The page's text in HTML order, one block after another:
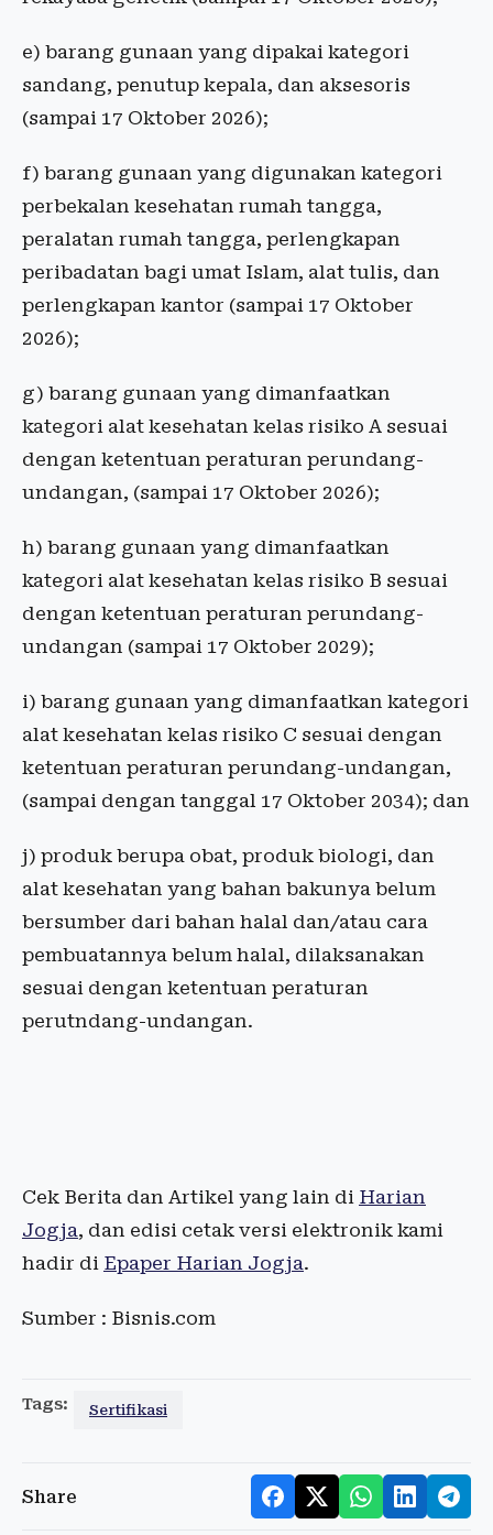
e) barang gunaan yang dipakai kategori
sandang, penutup kepala, dan aksesoris
(sampai 17 Oktober 2026);
f) barang gunaan yang digunakan kategori
perbekalan kesehatan rumah tangga,
peralatan rumah tangga, perlengkapan
peribadatan bagi umat Islam, alat tulis, dan
perlengkapan kantor (sampai 17 Oktober
2026);
g) barang gunaan yang dimanfaatkan
kategori alat kesehatan kelas risiko A sesuai
dengan ketentuan peraturan perundang-
undangan, (sampai 17 Oktober 2026);
h) barang gunaan yang dimanfaatkan
kategori alat kesehatan kelas risiko B sesuai
dengan ketentuan peraturan perundang-
undangan (sampai 17 Oktober 2029);
i) barang gunaan yang dimanfaatkan kategori
alat kesehatan kelas risiko C sesuai dengan
ketentuan peraturan perundang-undangan,
(sampai dengan tanggal 17 Oktober 2034); dan
j) produk berupa obat, produk biologi, dan
alat kesehatan yang bahan bakunya belum
bersumber dari bahan halal dan/atau cara
pembuatannya belum halal, dilaksanakan
sesuai dengan ketentuan peraturan
perutndang-undangan.
Cek Berita dan Artikel yang lain di Harian
Jogja, dan edisi cetak versi elektronik kami
hadir di Epaper Harian Jogja.
Sumber : Bisnis.com
Tags: Sertifikasi
Share